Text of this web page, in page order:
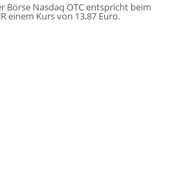
Börse Nasdaq OTC entspricht beim
einem Kurs von 13,87 Euro.